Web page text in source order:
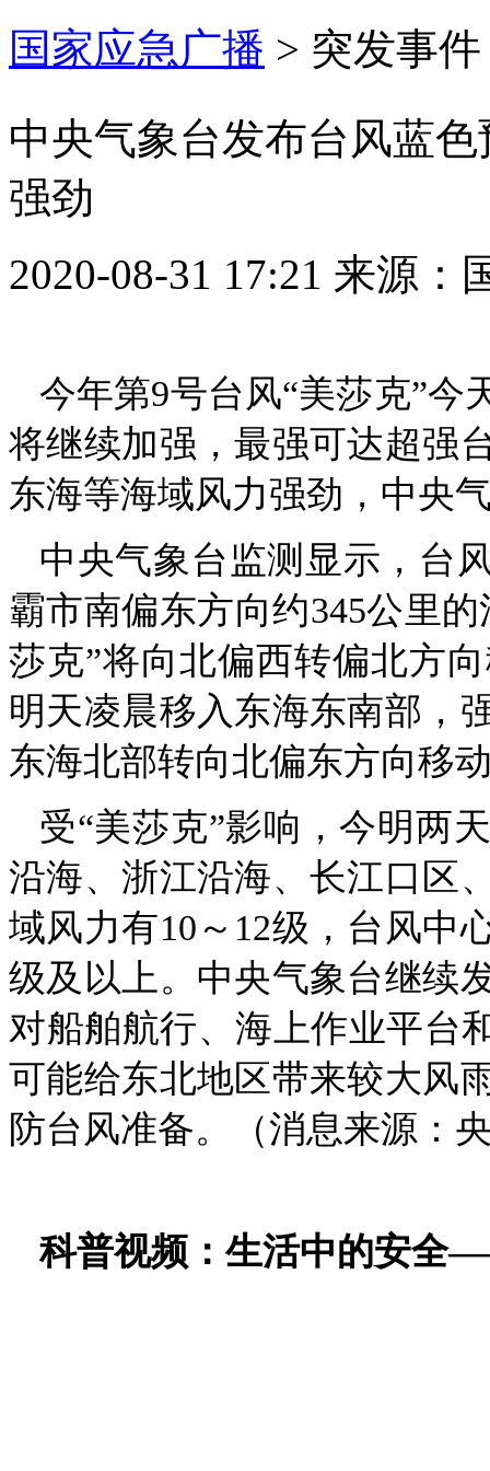
国家应急广播 > 突发事件
中央气象台发布台风蓝
强劲
2020-08-31 17:21 来源：
今年第9号台风“美莎克”今
将继续加强，最强可达超强
东海等海域风力强劲，中央
中央气象台监测显示，台
霸市南偏东方向约345公里
莎克”将向北偏西转偏北方
明天凌晨移入东海东南部，
东海北部转向北偏东方向移
受“美莎克”影响，今明两
沿海、浙江沿海、长江口区
域风力有10～12级，台风中
级及以上。中央气象台继续
对船舶航行、海上作业平台
可能给东北地区带来较大风
防台风准备。（消息来源：
科普视频：生活中的安全